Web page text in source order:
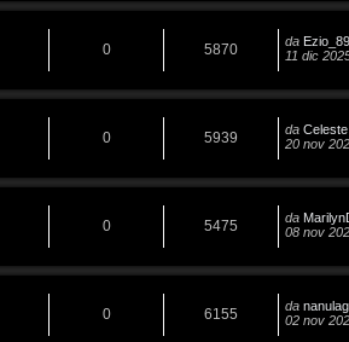
0 5870 da Ezio_89
11 dic
0 5939 da Celeste
20 nov
0 5475 da
08 nov
0 6155 da nanulag
02 nov